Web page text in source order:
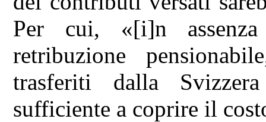
Per cui, «[i]n assenza
retribuzione
trasferiti dalla
sufficiente a coprire il